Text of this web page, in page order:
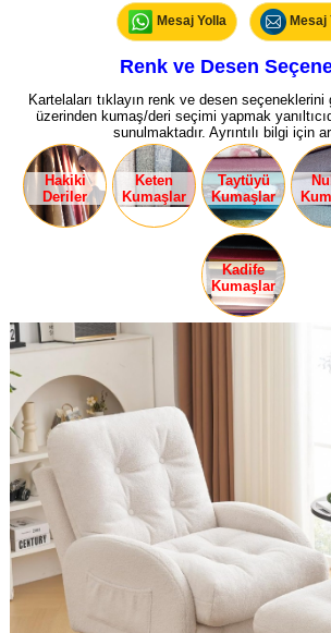
Mesaj Yolla Mesaj
Renk ve Desen
Kartelaları tıklayın renk ve desen
üzerinden kumaş/deri seçimi yapmak
sunulmaktadır. Ayrıntılı bilgi için
Hakiki
Deriler
Keten
Kumaşlar
Taytüyü
Kumaşlar
Kadife
Kumaşlar